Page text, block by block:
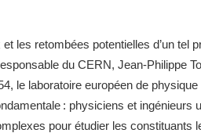
les retombées potentielles d’un tel
du CERN, Jean-Philippe
le laboratoire européen de
: physiciens et ingénieurs
pour étudier les constituants